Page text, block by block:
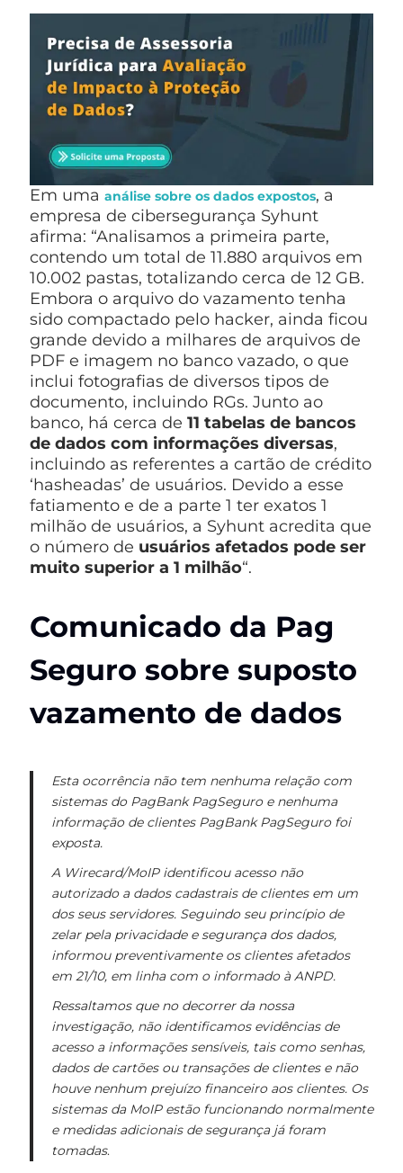
Em uma análise sobre os dados expostos, a
empresa de cibersegurança Syhunt
afirma: “Analisamos a primeira parte,
contendo um total de 11.880 arquivos em
10.002 pastas, totalizando cerca de 12 GB.
Embora o arquivo do vazamento tenha
sido compactado pelo hacker, ainda ficou
grande devido a milhares de arquivos de
PDF e imagem no banco vazado, o que
inclui fotografias de diversos tipos de
documento, incluindo RGs. Junto ao
banco, há cerca de 11 tabelas de bancos
de dados com informações diversas,
incluindo as referentes a cartão de crédito
‘hasheadas’ de usuários. Devido a esse
fatiamento e de a parte 1 ter exatos 1
milhão de usuários, a Syhunt acredita que
o número de usuários afetados pode ser
muito superior a 1 milhão“.
Comunicado da Pag
Seguro sobre suposto
vazamento de dados
Esta ocorrência não tem nenhuma relação com
sistemas do PagBank PagSeguro e nenhuma
informação de clientes PagBank PagSeguro foi
exposta.
A Wirecard/MoIP identificou acesso não
autorizado a dados cadastrais de clientes em um
dos seus servidores. Seguindo seu princípio de
zelar pela privacidade e segurança dos dados,
informou preventivamente os clientes afetados
em 21/10, em linha com o informado à ANPD.
Ressaltamos que no decorrer da nossa
investigação, não identificamos evidências de
acesso a informações sensíveis, tais como senhas,
dados de cartões ou transações de clientes e não
houve nenhum prejuízo financeiro aos clientes. Os
sistemas da MoIP estão funcionando normalmente
e medidas adicionais de segurança já foram
tomadas.